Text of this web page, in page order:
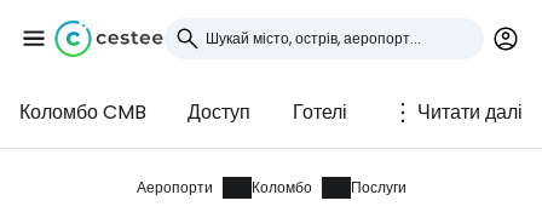
Коломбо CMB Доступ Готелі Читати далі
Аеропорти Коломбо Послуги
Увійдіть до Cestee
... світова туристична спільнота